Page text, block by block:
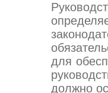
для
должно